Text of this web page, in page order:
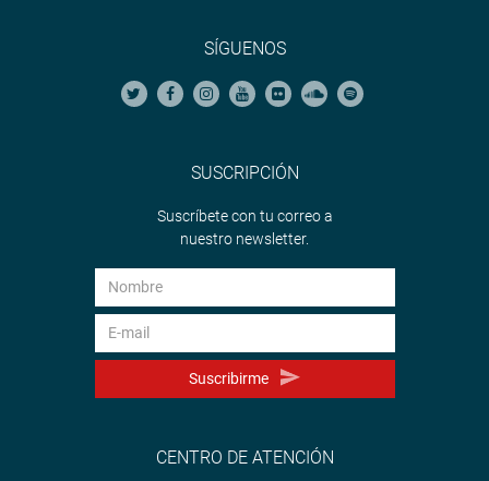
SÍGUENOS
SUSCRIPCIÓN
Suscríbete con tu correo a
nuestro newsletter.
Suscribirme
CENTRO DE ATENCIÓN